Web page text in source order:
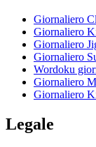
Giornaliero
Giornaliero
Giornaliero
Giornaliero
Wordoku
Giornaliero
Giornaliero
Legale